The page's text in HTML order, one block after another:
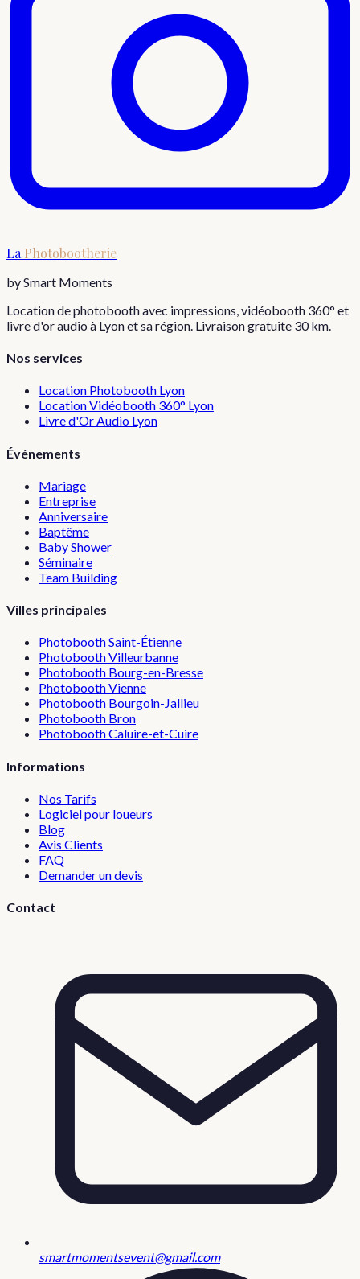
La Photobootherie
by Smart Moments
Location de photobooth avec impressions, vidéobooth 360° et
livre d'or audio à Lyon et sa région. Livraison gratuite 30 km.
Nos services
Location Photobooth Lyon
Location Vidéobooth 360° Lyon
Livre d'Or Audio Lyon
Événements
Mariage
Entreprise
Anniversaire
Baptême
Baby Shower
Séminaire
Team Building
Villes principales
PhotoboothSaint-Étienne
PhotoboothVilleurbanne
Photobooth Bourg-en-Bresse
PhotoboothVienne
Photobooth Bourgoin-Jallieu
Photobooth Bron
PhotoboothCaluire-et-Cuire
Informations
Nos Tarifs
Logiciel pour loueurs
Blog
Avis Clients
FAQ
Demander un devis
Contact
smartmomentsevent@gmail.com